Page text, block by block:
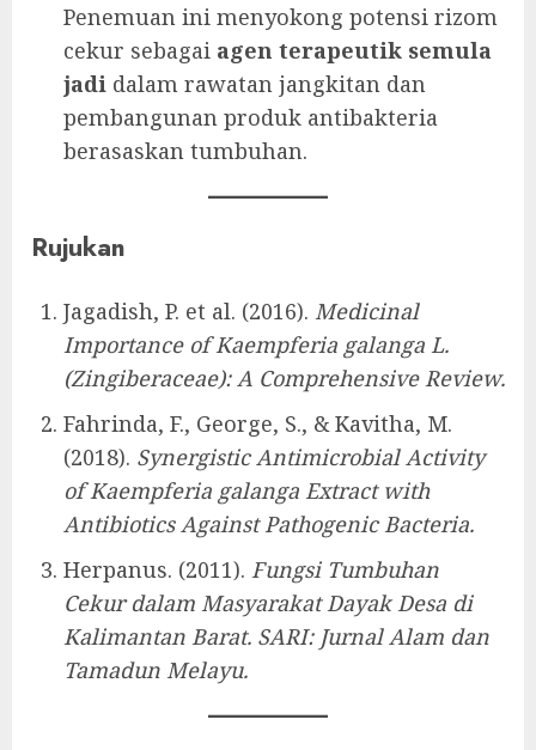
Penemuan ini menyokong potensi rizom
cekur sebagai agen terapeutik semula
jadi dalam rawatan jangkitan dan
pembangunan produk antibakteria
berasaskan tumbuhan.
Rujukan
Jagadish, P. et al. (2016). Medicinal
Importance of Kaempferia galanga L.
(Zingiberaceae): A Comprehensive Review.
Fahrinda, F., George, S., & Kavitha, M.
(2018). Synergistic Antimicrobial Activity
of Kaempferia galanga Extract with
Antibiotics Against Pathogenic Bacteria.
Herpanus. (2011). Fungsi Tumbuhan
Cekur dalam Masyarakat Dayak Desa di
Kalimantan Barat. SARI: Jurnal Alam dan
Tamadun Melayu.